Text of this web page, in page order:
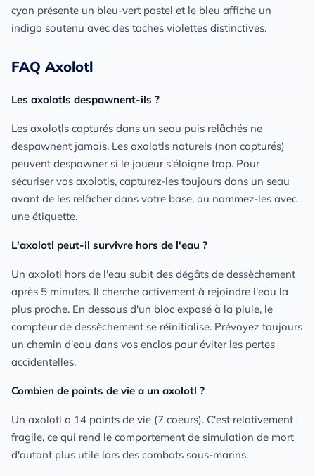
cyan présente un bleu-vert pastel et le bleu affiche un
indigo soutenu avec des taches violettes distinctives.
FAQ Axolotl
Les axolotls despawnent-ils ?
Les axolotls capturés dans un seau puis relâchés ne
despawnent jamais. Les axolotls naturels (non capturés)
peuvent despawner si le joueur s'éloigne trop. Pour
sécuriser vos axolotls, capturez-les toujours dans un seau
avant de les relâcher dans votre base, ou nommez-les avec
une étiquette.
L'axolotl peut-il survivre hors de l'eau ?
Un axolotl hors de l'eau subit des dégâts de dessèchement
après 5 minutes. Il cherche activement à rejoindre l'eau la
plus proche. En dessous d'un bloc exposé à la pluie, le
compteur de dessèchement se réinitialise. Prévoyez toujours
un chemin d'eau dans vos enclos pour éviter les pertes
accidentelles.
Combien de points de vie a un axolotl ?
Un axolotl a 14 points de vie (7 coeurs). C'est relativement
fragile, ce qui rend le comportement de simulation de mort
d'autant plus utile lors des combats sous-marins.